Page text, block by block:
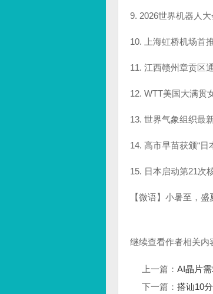
9. 2026世界机器人
10. 上海虹桥机场首
11. 江西赣州章贡区
12. WTT美国大满贯
13. 世界气象组织最
14. 高市早苗获颁“日
15. 日本启动第21次
【微语】小暑至，
继续查看作者相关内
上一篇： AI晶片
下一篇： 搭讪10